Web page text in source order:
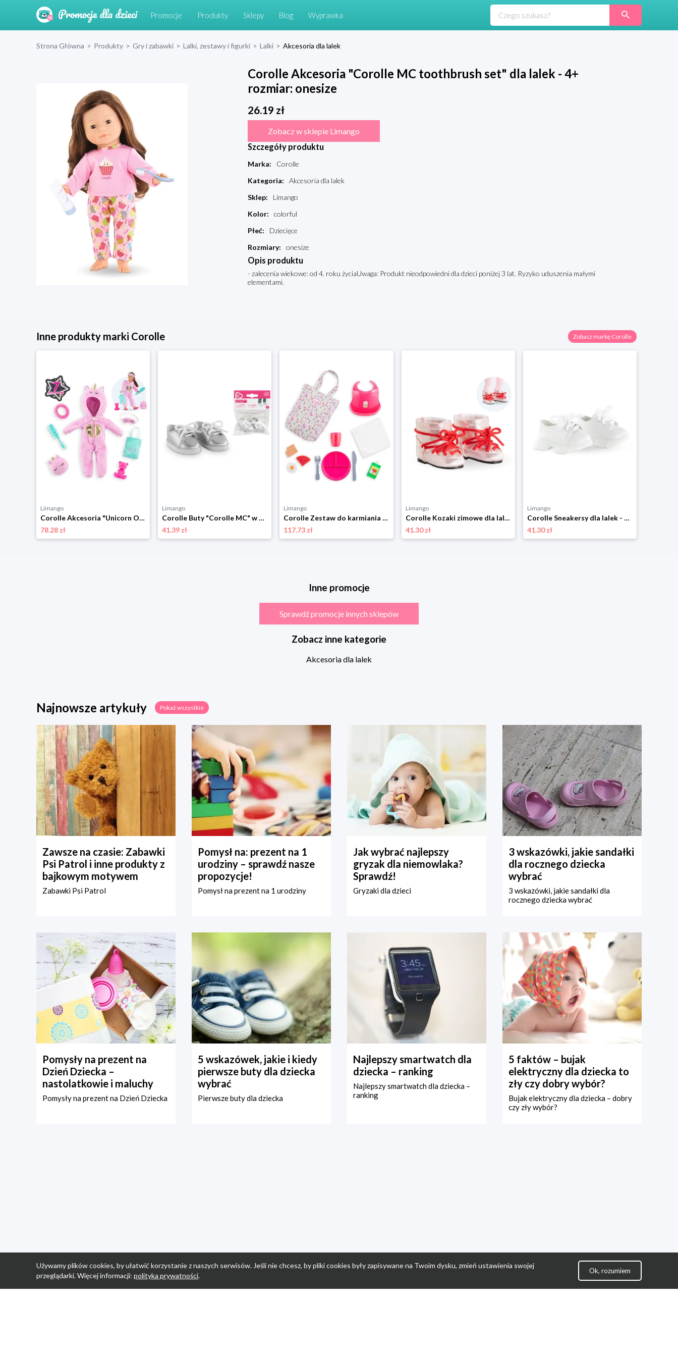
Promocje Produkty Sklepy Blog Wyprawka
Strona Główna > Produkty > Gry i zabawki > Lalki, zestawy i figurki > Lalki > Akcesoria dla lalek
Corolle Akcesoria "Corolle MC toothbrush set" dla lalek - 4+
rozmiar: onesize
26.19 zł
Zobacz w sklepie Limango
Szczegóły produktu
Marka:
Corolle
Kategoria:
Akcesoria dla lalek
Sklep:
Limango
Kolor:
colorful
Płeć:
Dziecięce
Rozmiary: onesize
Opis produktu
- zalecenia wiekowe: od 4. roku życiaUwaga: Produkt nieodpowiedni dla dzieci poniżej 3 lat. Ryzyko uduszenia małymi
elementami.
Inne produkty marki Corolle Zobacz markę Corolle
Limango
Corolle Akcesoria "Unicorn Onesie" dla lalek - 4+ rozmiar: onesize
78.28 zł
Limango
Corolle Buty "Corolle MC" w kolorze srebrnym dla lalek - 4+ rozmiar: onesize
41.39 zł
Limango
Corolle Zestaw do karmiania lalek - 2+ rozmiar: onesize
117.73 zł
Limango
Corolle Kozaki zimowe dla lalek - 3+ rozmiar: onesize
41.30 zł
Limango
Corolle Sneakersy dla lalek - 3+ rozmiar: onesize
41.30 zł
Inne promocje
Sprawdź promocje innych sklepów
Zobacz inne kategorie
Akcesoria dla lalek
Najnowsze artykuły Pokaż wszystkie
Zawsze na czasie: Zabawki
Psi Patrol i inne produkty z
bajkowym motywem
Zabawki Psi Patrol
Pomysł na: prezent na 1
urodziny – sprawdź nasze
propozycje!
Pomysł na prezent na 1 urodziny
Jak wybrać najlepszy
gryzak dla niemowlaka?
Sprawdź!
Gryzaki dla dzieci
3 wskazówki, jakie sandałki
dla rocznego dziecka
wybrać
3 wskazówki, jakie sandałki dla
rocznego dziecka wybrać
Pomysły na prezent na
Dzień Dziecka –
nastolatkowie i maluchy
Pomysły na prezent na Dzień Dziecka
5 wskazówek, jakie i kiedy
pierwsze buty dla dziecka
wybrać
Pierwsze buty dla dziecka
Najlepszy smartwatch dla
dziecka – ranking
Najlepszy smartwatch dla dziecka –
ranking
5 faktów – bujak
elektryczny dla dziecka to
zły czy dobry wybór?
Bujak elektryczny dla dziecka – dobry
czy zły wybór?
Używamy plików cookies, by ułatwić korzystanie z naszych serwisów. Jeśli nie chcesz, by pliki cookies były zapisywane na Twoim dysku, zmień ustawienia swojej
przeglądarki. Więcej informacji: polityka prywatności.
Ok, rozumiem